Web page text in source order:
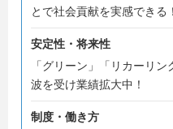
とで社会貢献を実感できる！
安定性・将来性
「グリーン」「リカーリ
波を受け業績拡大中！
制度・働き方